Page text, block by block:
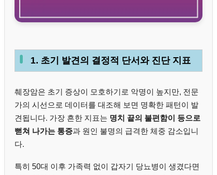
1. 초기 발견의 결정적 단서와 진단 지표
췌장암은 초기 증상이 모호하기로 악명이 높지만, 전문
가의 시선으로 데이터를 대조해 보면 명확한 패턴이 발
견됩니다. 가장 흔한 지표는 명치 끝의 불편함이 등으로
뻗쳐 나가는 통증과 원인 불명의 급격한 체중 감소입니
다.
특히 50대 이후 가족력 없이 갑자기 당뇨병이 생겼다면